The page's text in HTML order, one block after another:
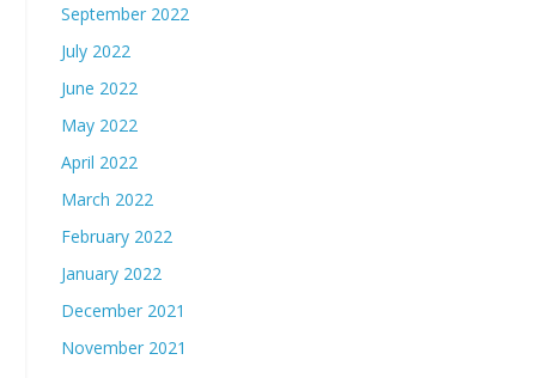
September 2022
July 2022
June 2022
May 2022
April 2022
March 2022
February 2022
January 2022
December 2021
November 2021